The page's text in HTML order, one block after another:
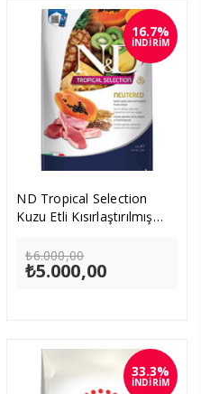
ND Tropical Selection
Kuzu Etli Kısırlaştırılmış
₺6.000,00Orijinal
fiyat:
₺6.000,00.
₺5.000,00Şu
16.7%
İNDİRİM
33.3%
İNDİRİM